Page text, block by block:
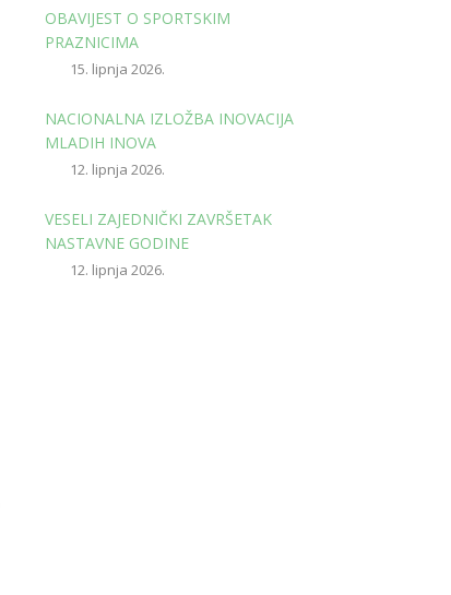
OBAVIJEST O SPORTSKIM
PRAZNICIMA
15. lipnja 2026.
NACIONALNA IZLOŽBA INOVACIJA
MLADIH INOVA
12. lipnja 2026.
VESELI ZAJEDNIČKI ZAVRŠETAK
NASTAVNE GODINE
12. lipnja 2026.